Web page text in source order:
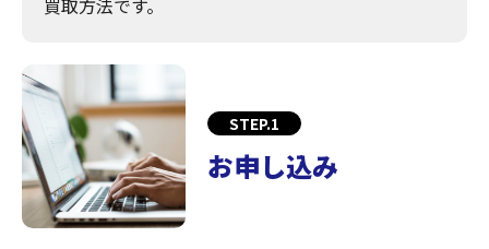
買取方法です。
STEP.1
お申し込み